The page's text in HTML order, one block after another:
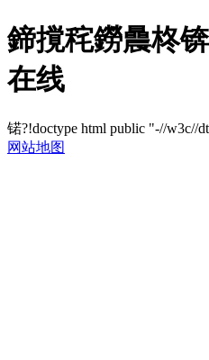
鍗撹秺鐒曟柊
在线
锘?!doctype html public "-//w3c//
网站地图